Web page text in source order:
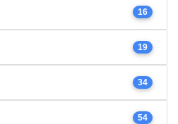
16
19
34
54